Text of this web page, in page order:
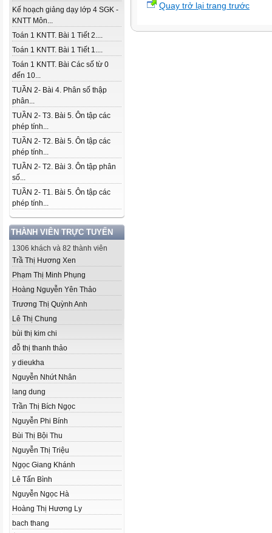
Kế hoạch giảng dạy lớp 4 SGK -
KNTT Môn...
Toán 1 KNTT. Bài 1 Tiết 2....
Toán 1 KNTT. Bài 1 Tiết 1....
Toán 1 KNTT. Bài Các số từ 0
đến 10...
TUẦN 2- Bài 4. Phân số thập
phân...
TUẦN 2- T3. Bài 5. Ôn tập các
phép tính...
TUẦN 2- T2. Bài 5. Ôn tập các
phép tính...
TUẦN 2- T2. Bài 3. Ôn tập phân
số...
TUẦN 2- T1. Bài 5. Ôn tập các
phép tính...
THÀNH VIÊN TRỰC TUYẾN
1306 khách và 82 thành viên
Trầ Thị Hương Xen
Phạm Thị Minh Phụng
Hoàng Nguyễn Yên Thảo
Trương Thị Quỳnh Anh
Lê Thị Chung
bùi thị kim chi
đỗ thị thanh thảo
y dieukha
Nguyễn Nhứt Nhân
lang dung
Trần Thị Bích Ngọc
Nguyễn Phi Bính
Bùi Thị Bội Thu
Nguyễn Thị Triệu
Ngọc Giang Khánh
Lê Tấn Bình
Nguyễn Ngọc Hà
Hoàng Thị Hương Ly
bach thang
Quay trở lại trang trước